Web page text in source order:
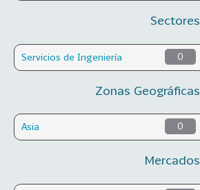
Sectores
Servicios de Ingeniería 0
Zonas Geográficas
Asia 0
Mercados